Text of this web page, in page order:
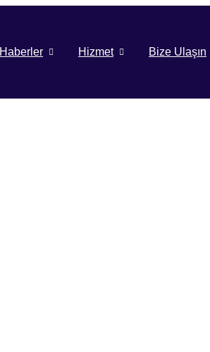
Haberler Hizmet Bize Ulaşın